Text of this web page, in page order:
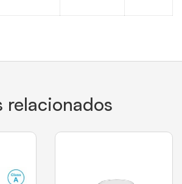
relacionados